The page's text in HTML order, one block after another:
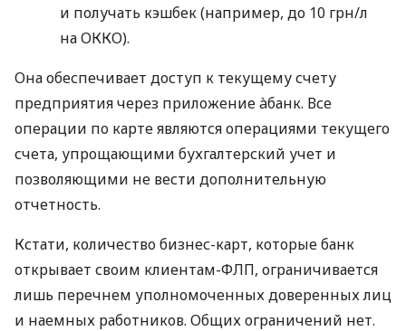
и получать кэшбек (например, до 10 грн/л
на ОККО).
Она обеспечивает доступ к текущему счету
предприятия через приложение àбанк. Все
операции по карте являются операциями текущего
счета, упрощающими бухгалтерский учет и
позволяющими не вести дополнительную
отчетность.
Кстати, количество бизнес-карт, которые банк
открывает своим клиентам-ФЛП, ограничивается
лишь перечнем уполномоченных доверенных лиц
и наемных работников. Общих ограничений нет.